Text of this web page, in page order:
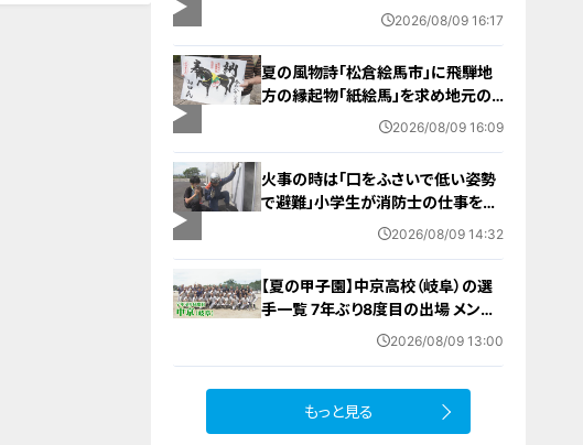
乗っていた家族３人けが 岐阜・山
2026/08/09 16:17
夏の風物詩「松倉絵馬市」に飛騨地
方の縁起物「紙絵馬」を求め地元の
人や観光客が訪れる 幸せが駆け込
2026/08/09 16:09
火事の時は「口をふさいで低い姿勢
で避難」小学生が消防士の仕事を体
2026/08/09 14:32
【夏の甲子園】中京高校（岐阜）の選
手一覧 7年ぶり8度目の出場 メンバ
ー・出身中学・特徴は？高校野球
2026/08/09 13:00
もっと見る